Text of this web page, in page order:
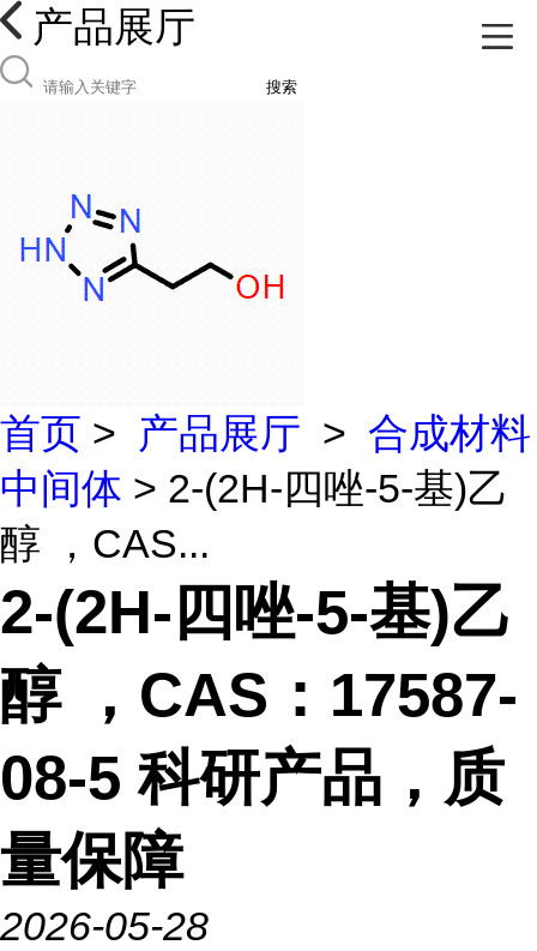
产品展厅
搜索
首页 > 产品展厅 > 合成材料
中间体 > 2-(2H-四唑-5-基)乙
醇 ，CAS...
2-(2H-四唑-5-基)乙
醇 ，CAS：17587-
08-5 科研产品，质
量保障
2026-05-28